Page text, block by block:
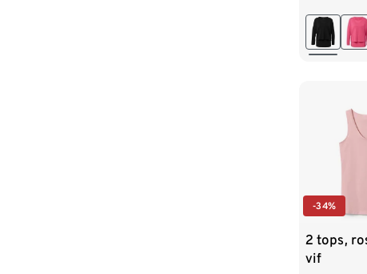
L 44/46
-34%
2 tops,
vif